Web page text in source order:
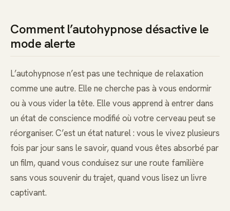
Comment l’autohypnose désactive le
mode alerte
L’autohypnose n’est pas une technique de relaxation
comme une autre. Elle ne cherche pas à vous endormir
ou à vous vider la tête. Elle vous apprend à entrer dans
un état de conscience modifié où votre cerveau peut se
réorganiser. C’est un état naturel : vous le vivez plusieurs
fois par jour sans le savoir, quand vous êtes absorbé par
un film, quand vous conduisez sur une route familière
sans vous souvenir du trajet, quand vous lisez un livre
captivant.